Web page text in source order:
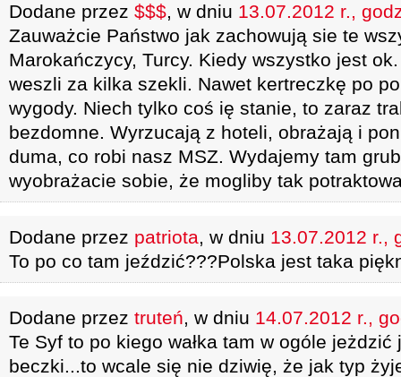
Dodane przez $$$, w dniu 13.07.2012 r.,
Zauważcie Państwo jak zachowują sie te
Marokańczycy, Turcy. Kiedy wszystko jest
weszli za kilka szekli. Nawet kertreczkę po
wygody. Niech tylko coś ię stanie, to zaraz
bezdomne. Wyrzucają z hoteli, obrażają i
duma, co robi nasz MSZ. Wydajemy tam
wyobrażacie sobie, że mogliby tak
Dodane przez patriota, w dniu 13.07.2012 r.,
To po co tam jeździć???Polska jest taka
Dodane przez truteń, w dniu 14.07.2012 r.,
Te Syf to po kiego wałka tam w ogóle
beczki...to wcale się nie dziwię, że jak typ